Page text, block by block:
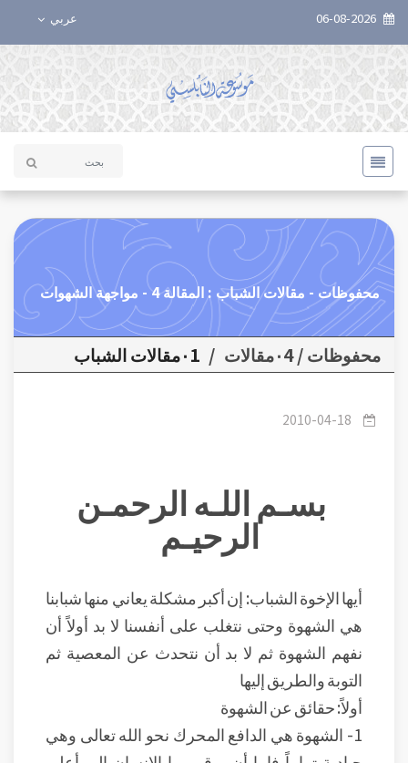
عربي
محفوظات - مقالات الشباب : المقالة 4 - مواجهة الشهوات
محفوظات / ٠4مقالات / ٠1مقالات الشباب
2010-04-18
بسـم اللـه الرحمـن
الرحيـم
أيها الإخوة الشباب: إن أكبر مشكلة يعاني منها شبابنا
هي الشهوة وحتى نتغلب على أنفسنا لا بد أولاً أن
نفهم الشهوة ثم لا بد أن نتحدث عن المعصية ثم
التوبة والطريق إليها
أولاً: حقائق عن الشهوة
1- الشهوة هي الدافع المحرك نحو الله تعالى وهي